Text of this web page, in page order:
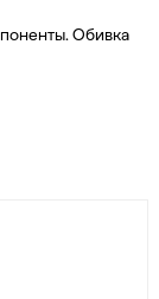
Обивка